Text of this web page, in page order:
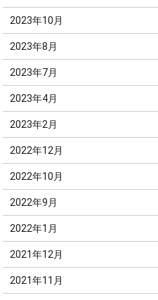
2023年10月
2023年8月
2023年7月
2023年4月
2023年2月
2022年12月
2022年10月
2022年9月
2022年1月
2021年12月
2021年11月